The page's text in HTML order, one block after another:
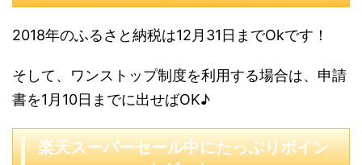
2018年のふるさと納税は12月31日までOkです！
そして、ワンストップ制度を利用する場合は、申請
書を1月10日までに出せばOK♪
楽天スーパーセール中にたっぷりポイン